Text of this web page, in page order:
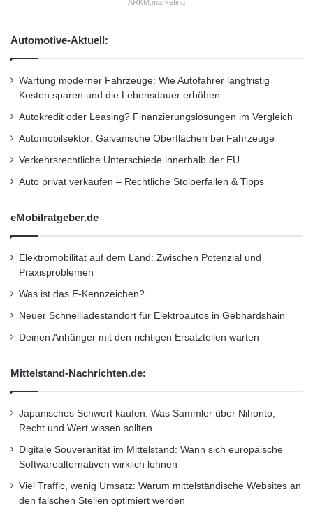
schützen. Moderne Alarmsysteme verfügen
die darauf ausgelegt sind, unbefugten Zugriff
auf Ihr Fahrzeug zu erkennen und im Zweifel
Alarm auszulösen. Die Installation eines
Alarmsystems kann daher eine lohnende
Investition sein, um Ihr Auto zu schützen.
5. Sicherheitsglas verbauen
Der Einbau von Sicherheitsglas kann dazu
beitragen, Ihr Fahrzeug vor Einbrüchen und
Vandalismus zu schützen. Sicherheitsglas ist
widerstandsfähiger gegenüber Schlägen und
Auto nicht nur vor mutwilligen Zerstörern,
sondern auch vor Einbruch und Diebstahl.
Informieren Sie sich bei einem Fachmann über
die Möglichkeiten und Kosten für den Einbau
von Sicherheitsglas in Ihrem Auto.
ARKM.marketing
Automotive-Aktuell:
Wartung moderner Fahrzeuge: Wie Autofahrer langfristig
Kosten sparen und die Lebensdauer erhöhen
Autokredit oder Leasing? Finanzierungslösungen im Vergleich
Automobilsektor: Galvanische Oberflächen bei Fahrzeuge
Verkehrsrechtliche Unterschiede innerhalb der EU
Auto privat verkaufen – Rechtliche Stolperfallen & Tipps
eMobilratgeber.de
Elektromobilität auf dem Land: Zwischen Potenzial und
Praxisproblemen
Was ist das E-Kennzeichen?
Neuer Schnellladestandort für Elektroautos in Gebhardshain
Deinen Anhänger mit den richtigen Ersatzteilen warten
Mittelstand-Nachrichten.de:
Japanisches Schwert kaufen: Was Sammler über Nihonto,
Recht und Wert wissen sollten
Digitale Souveränität im Mittelstand: Wann sich europäische
Softwarealternativen wirklich lohnen
Viel Traffic, wenig Umsatz: Warum mittelständische Websites an
den falschen Stellen optimiert werden